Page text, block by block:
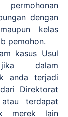
dengan
kelas
pemohon.
kasus Usul
jika dalam
anda terjadi
Direktorat
terdapat
merek lain